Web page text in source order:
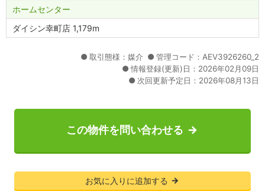
ホームセンター
ダイシン幸町店 1,179m
取引態様：媒介
管理コード：AEV3926260_2
情報登録(更新)日：2026年02月09日
次回更新予定日：2026年08月13日
この物件を問い合わせる
お気に入りに追加する